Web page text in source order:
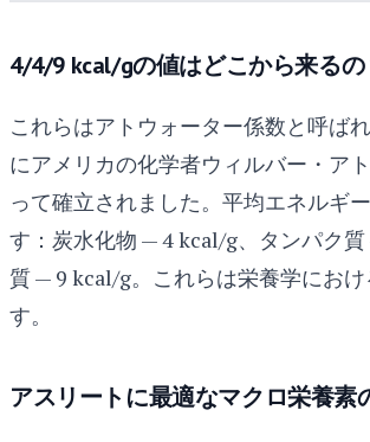
4/4/9 kcal/gの値はどこから来るの
これらはアトウォーター係数と呼ば
にアメリカの化学者ウィルバー・ア
って確立されました。平均エネルギ
す：炭水化物 — 4 kcal/g、タンパク
質 — 9 kcal/g。これらは栄養学にお
す。
アスリートに最適なマクロ栄養素